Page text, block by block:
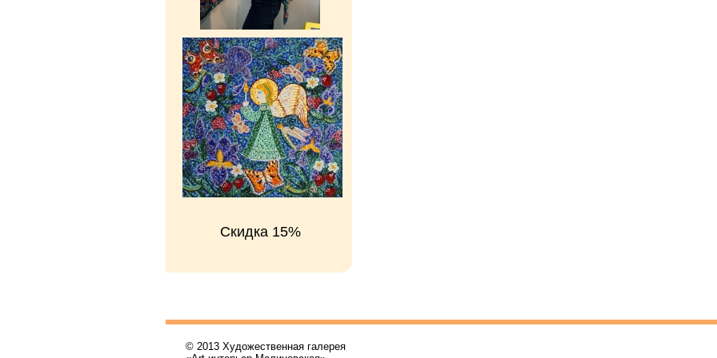
Скидка 15%
© 2013 Художественная галерея